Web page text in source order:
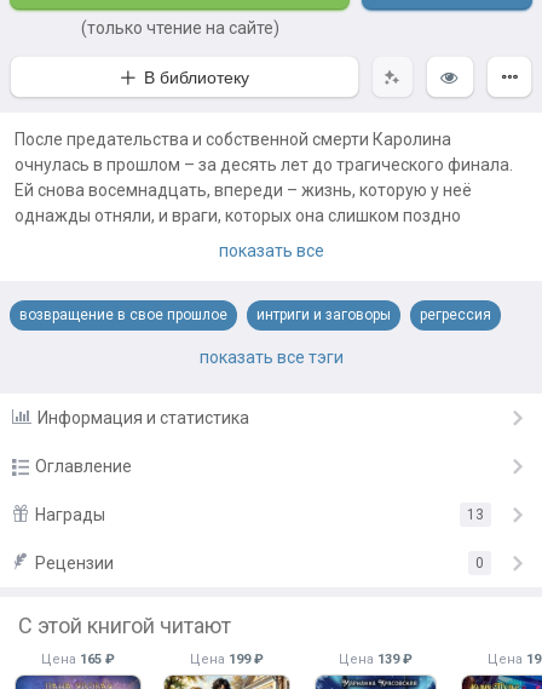
(только чтение на сайте)
В библиотеку
После предательства и собственной смерти Каролина
очнулась в прошлом – за десять лет до трагического финала.
Ей снова восемнадцать, впереди – жизнь, которую у неё
однажды отняли, и враги, которых она слишком поздно
опасный, чтобы его боялись её враги.
ведь в прошлом, он активно добивался брака с ней! Что ж, в
Или… все-таки нет?
Примечания автора:
показать все
возвращение в свое прошлое интриги и заговоры регрессия
становление героини фиктивный брак
показать все тэги
Информация и статистика
Оглавление
Пролог 21 мая
Глава 1-1 21 мая
Глава 1-3 23 мая
Награды 13
«Прекрасная работа»
Рецензии 0
С этой книгой читают
Цена 165 ₽ Цена 199 ₽ Цена 139 ₽ Цена